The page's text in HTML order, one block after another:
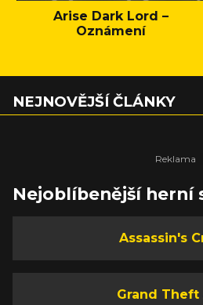
Arise Dark Lord –
Oznámení
NEJNOVĚJŠÍ ČLÁNKY
Nejoblíbenější herní
Assassin's
Grand Theft